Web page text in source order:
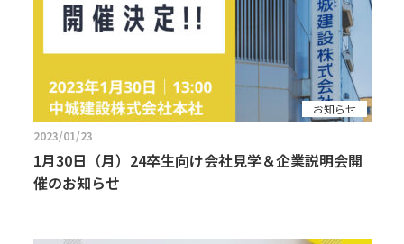
お知らせ
2023/01/23
1月30日（月）24卒生向け会社見学＆企業説明会開
催のお知らせ